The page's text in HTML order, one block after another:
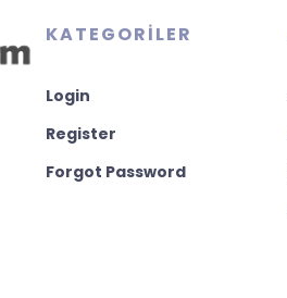
KATEGORILER
Login
Register
Forgot Password